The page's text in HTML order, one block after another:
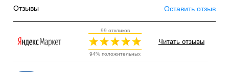
Отзывы Оставить отзыв
99 откликов
94% положительных
Читать отзывы